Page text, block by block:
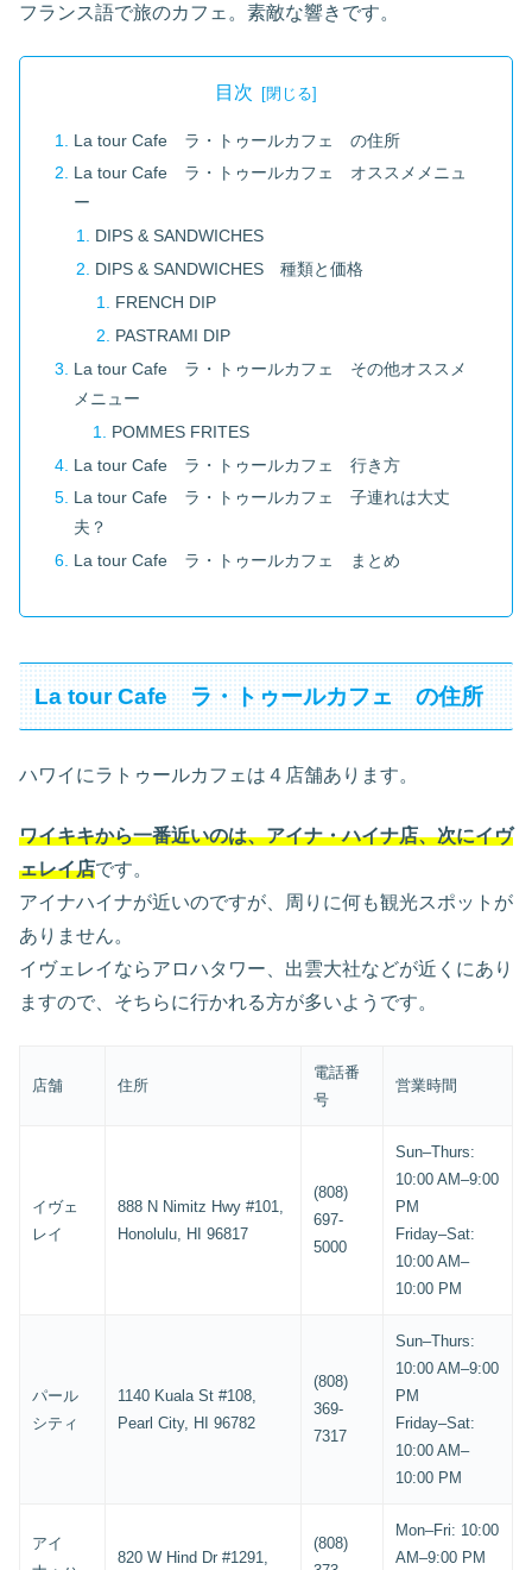
フランス語で旅のカフェ。素敵な響きです。
目次
La tour Cafe ラ・トゥールカフェ の住所
La tour Cafe ラ・トゥールカフェ オススメメニュ
ー
DIPS & SANDWICHES
DIPS & SANDWICHES 種類と価格
FRENCH DIP
PASTRAMI DIP
La tour Cafe ラ・トゥールカフェ その他オススメ
メニュー
POMMES FRITES
La tour Cafe ラ・トゥールカフェ 行き方
La tour Cafe ラ・トゥールカフェ 子連れは大丈
夫？
La tour Cafe ラ・トゥールカフェ まとめ
La tour Cafe ラ・トゥールカフェ の住所
ハワイにラトゥールカフェは４店舗あります。
ワイキキから一番近いのは、アイナ・ハイナ店、次にイヴ
ェレイ店です。
アイナハイナが近いのですが、周りに何も観光スポットが
ありません。
イヴェレイならアロハタワー、出雲大社などが近くにあり
ますので、そちらに行かれる方が多いようです。
店舗 住所
電話番
号
営業時間
イヴェ
レイ
888 N Nimitz Hwy #101,
Honolulu, HI 96817
(808)
697-
5000
Sun–Thurs:
10:00 AM–9:00
PM
Friday–Sat:
10:00 AM–
10:00 PM
パール
シティ
1140 Kuala St #108,
Pearl City, HI 96782
(808)
369-
7317
Sun–Thurs:
10:00 AM–9:00
PM
Friday–Sat:
10:00 AM–
10:00 PM
アイ
820 W Hind Dr #1291,
(808)
Mon–Fri: 10:00
AM–9:00 PM